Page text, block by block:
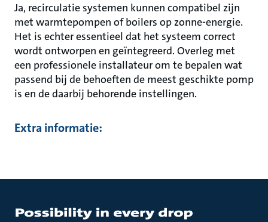
Ja, recirculatie systemen kunnen compatibel zijn
met warmtepompen of boilers op zonne-energie.
Het is echter essentieel dat het systeem correct
wordt ontworpen en geïntegreerd. Overleg met
een professionele installateur om te bepalen wat
passend bij de behoeften de meest geschikte pomp
is en de daarbij behorende instellingen.
Extra informatie: